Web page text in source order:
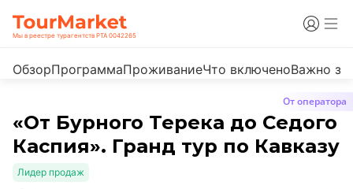
Мы в реестре турагентств РТА 0042265
ОбзорПрограммаПроживаниеЧто включеноВажно
От оператора
«От Бурного Терека до Седого
Каспия». Гранд тур по Кавказу
Лидер продаж